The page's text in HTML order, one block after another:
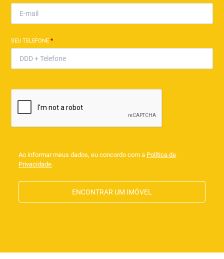
SEU TELEFONE*
Ao informar meus dados, eu concordo com a Política de
Privacidade.
ENCONTRAR UM IMÓVEL